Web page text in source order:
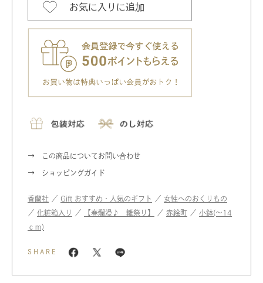
お気に入りに追加
この商品についてお問い合わせ
ショッピングガイド
香蘭社 ／ Gift おすすめ・人気のギフト ／ 女性へのおくりもの
／ 化粧箱入り ／ 【春爛漫♪ 雛祭り】 ／ 赤絵町 ／ 小鉢(〜14
ｃｍ)
SHARE